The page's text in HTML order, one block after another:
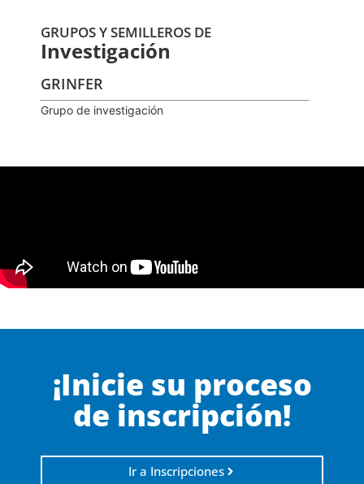
GRUPOS Y SEMILLEROS DE
Investigación
GRINFER
Grupo de investigación
¡Inicie su proceso
de inscripción!
Ir a Inscripciones